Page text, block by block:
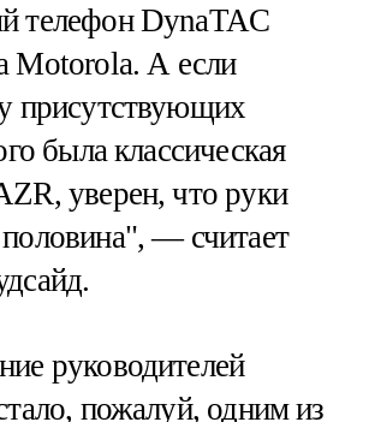
телефон DynaTAC
Motorola. А если
присутствующих
была классическая
уверен, что руки
— считает
руководителей
пожалуй, одним из